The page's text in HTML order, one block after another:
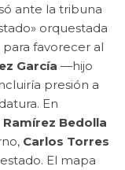
ante la tribuna
orquestada
para favorecer al
García —hijo
presión a
En
Bedolla
Carlos Torres
El mapa